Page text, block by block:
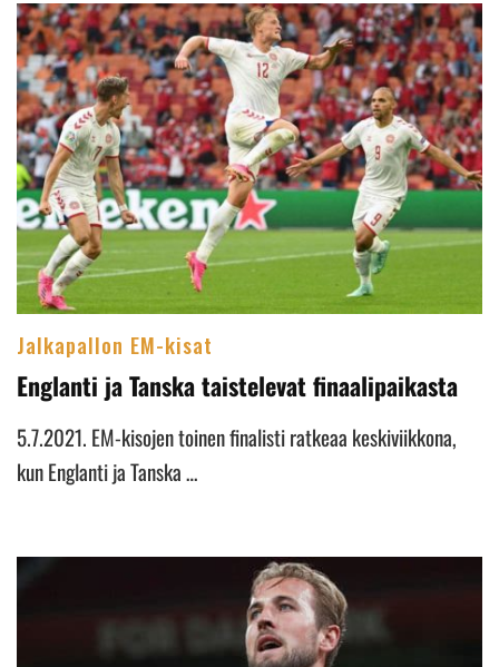
Jalkapallon EM-kisat
Englanti ja Tanska taistelevat finaalipaikasta
5.7.2021. EM-kisojen toinen finalisti ratkeaa keskiviikkona,
kun Englanti ja Tanska …